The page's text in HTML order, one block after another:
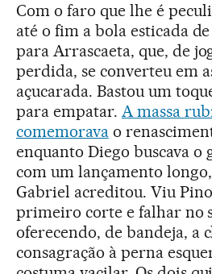
Com o faro que lhe é
até o fim a bola esticada
para Arrascaeta, que, de
perdida, se converteu em
açucarada. Bastou um
para empatar. A massa
comemoravao
enquanto Diego buscava
com um lançamento
Gabriel acreditou. Viu
primeiro corte e falhar no
oferecendo, de bandeja, a
consagração à perna